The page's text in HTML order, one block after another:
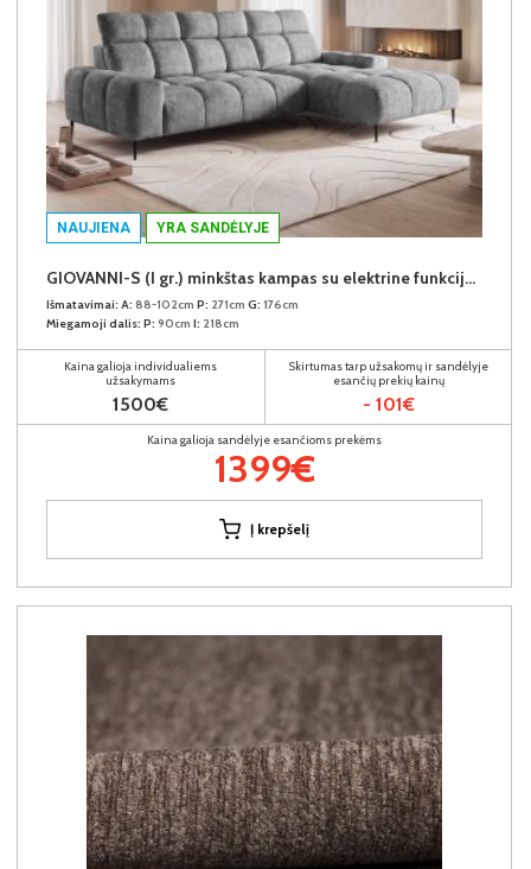
NAUJIENA YRA SANDĖLYJE
GIOVANNI-S (I gr.) minkštas kampas su elektrine funkcija (Aphrodite-21) D
Išmatavimai: A: 88-102cm P: 271cm G: 176cm
Miegamoji dalis: P: 90cm I: 218cm
Kaina galioja individualiems
užsakymams
1500€
Skirtumas tarp užsakomų ir sandėlyje
esančių prekių kainų
- 101€
Kaina galioja sandėlyje esančioms prekėms
1399€
Į krepšelį